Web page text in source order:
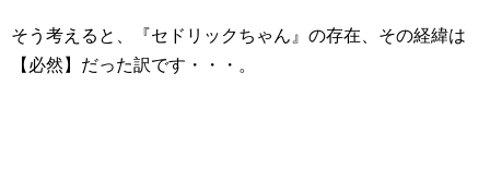
そう考えると、『セドリックちゃん』の存在、その経緯は
【必然】だった訳です・・・。